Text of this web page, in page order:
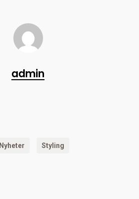
admin
Nyheter Styling